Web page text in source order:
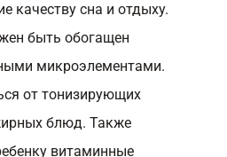
качеству сна и отдыху.
быть обогащен
микроэлементами.
от тонизирующих
блюд. Также
витаминные